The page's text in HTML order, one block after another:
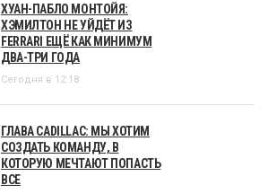
ХУАН-ПАБЛО МОНТОЙЯ:
ХЭМИЛТОН НЕ УЙДЁТ ИЗ
FERRARI ЕЩЁ КАК МИНИМУМ
ДВА-ТРИ ГОДА
Сегодня в 12:18
ГЛАВА CADILLAC: МЫ ХОТИМ
СОЗДАТЬ КОМАНДУ, В
КОТОРУЮ МЕЧТАЮТ ПОПАСТЬ
ВСЕ